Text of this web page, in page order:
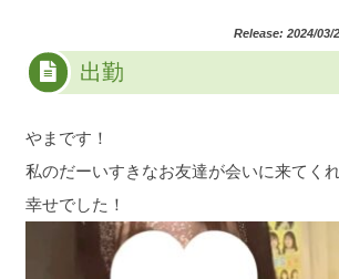
Release: 2024/03/
出勤
やまです！
私のだーいすきなお友達が会いに来てく
幸せでした！